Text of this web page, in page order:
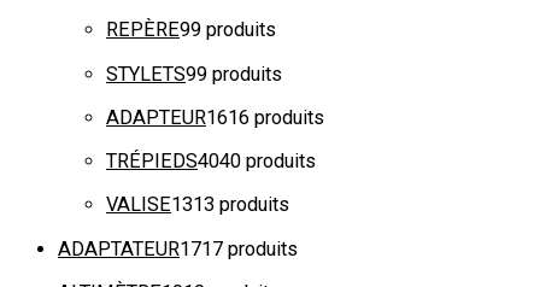
REPÈRE99 produits
STYLETS99 produits
ADAPTEUR1616 produits
TRÉPIEDS4040 produits
VALISE1313 produits
ADAPTATEUR1717 produits